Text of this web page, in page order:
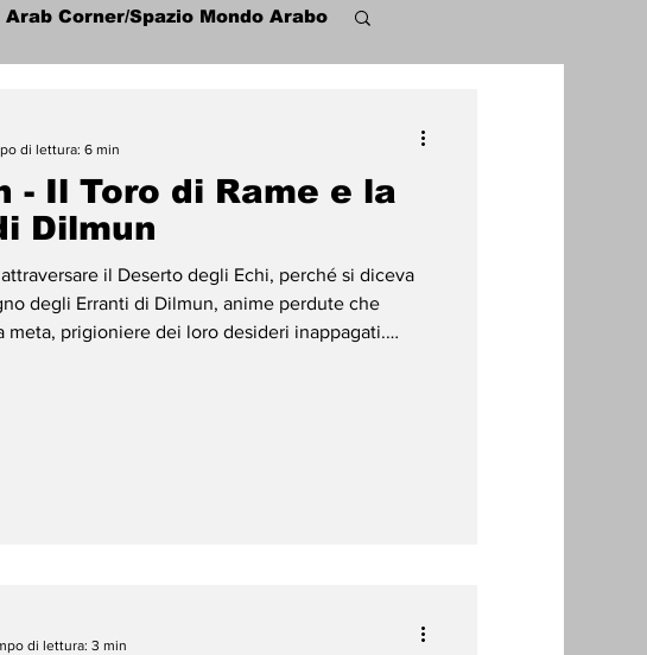
Arab Corner/Spazio Mondo Arabo
Tradizioni Storia
Diritti Umani
- Il Toro di Rame e la
Dilmun
il Deserto degli Echi, perché si diceva
degli Erranti di Dilmun, anime perdute che
meta, prigioniere dei loro desideri inappagati.
di lettura: 6 min
di lettura: 3 min